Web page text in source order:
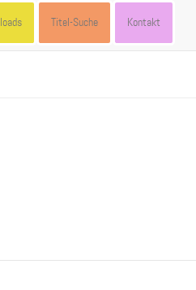
Titel-Suche Kontakt